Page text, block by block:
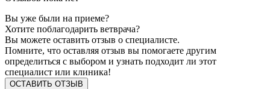
Вы уже были на приеме?
Хотите поблагодарить ветврача?
Вы можете оставить отзыв о специалисте.
Помните, что оставляя отзыв вы помогаете другим
определиться с выбором и узнать подходит ли этот
специалист или клиника!
ОСТАВИТЬ ОТЗЫВ